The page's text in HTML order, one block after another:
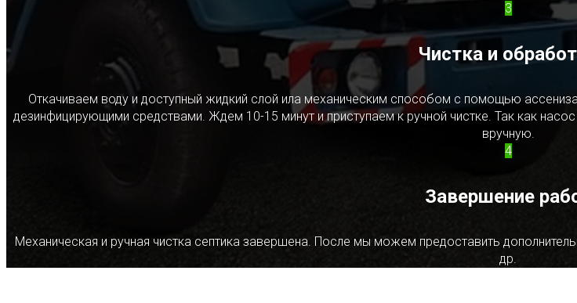
3
Чистка и
Откачиваем воду и доступный жидкий слой ила механическим способом с помощью
дезинфицирующими средствами. Ждем 10-15 минут и приступаем к ручной чистке. Так как
вручную.
4
Завершение
Механическая и ручная чистка септика завершена. После мы можем предоставить
др.